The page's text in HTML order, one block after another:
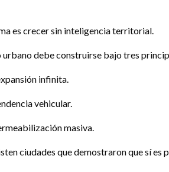
es crecer sin inteligencia territorial.
debe construirse bajo tres
infinita.
vehicular.
masiva.
ciudades que demostraron que sí